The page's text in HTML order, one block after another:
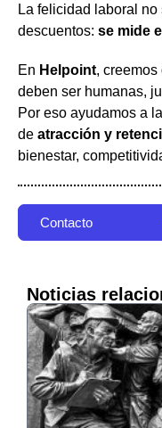
La felicidad laboral
descuentos: se mide
En Helpoint,
deben ser humanas,
Por eso ayudamos a
de atracción y
bienestar,
Contacto
Noticias